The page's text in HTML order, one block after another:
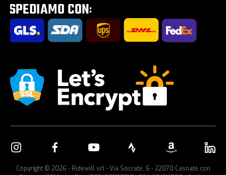
Portabici per auto
Copyright © 2026 - Ridewill srl - Via Socrate, 6 - 22070 Casnate con